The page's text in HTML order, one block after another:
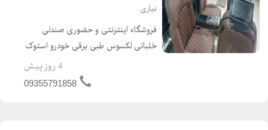
نیاری
فروشگاه اینترنتی و حضوری صندلی
خلبانی لکسوس طبی برقی خودرو استوک
خارجی در حد نو مناسب و قابل نصب بر
روی انواع شاسی و سواری ایرانی و
4 روز پیش
09355791858